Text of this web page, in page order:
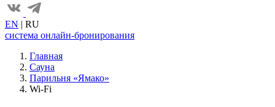
EN | RU
система онлайн-бронирования
Главная
Сауна
Парильня «Ямако»
Wi-Fi